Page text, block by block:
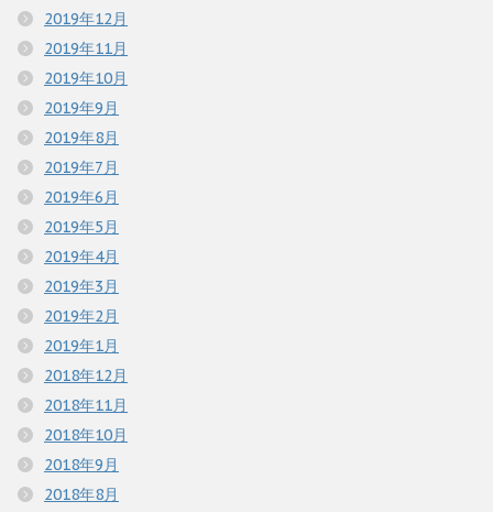
2019年12月
2019年11月
2019年10月
2019年9月
2019年8月
2019年7月
2019年6月
2019年5月
2019年4月
2019年3月
2019年2月
2019年1月
2018年12月
2018年11月
2018年10月
2018年9月
2018年8月